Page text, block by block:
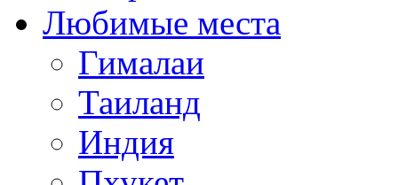
Любимые места
Гималаи
Таиланд
Индия